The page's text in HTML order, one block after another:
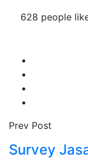
628 people
Prev Post
Survey